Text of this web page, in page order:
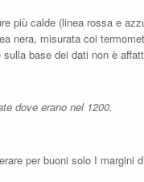
più calde (linea rossa e
nera, misurata coi
base dei dati non è
dove erano nel 1200.
per buoni solo I margini